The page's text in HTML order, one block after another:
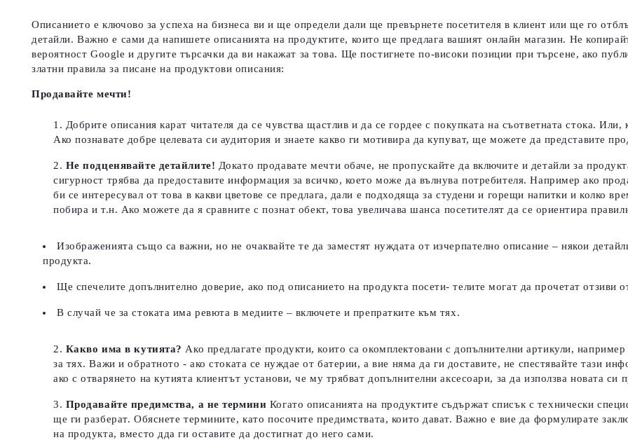
Описанието е ключово за успеха на бизнеса ви и ще определи дали ще превърнете посетителя в клиент или ще го
детайли. Важно е сами да напишете описанията на продуктите, които ще предлага вашият онлайн магазин. Не
вероятност Google и другите търсачки да ви накажат за това. Ще постигнете по-високи позиции при търсене, ако
златни правила за писане на продуктови описания:
Продавайте мечти!
Добрите описания карат читателя да се чувства щастлив и да се гордее с покупката на съответната стока.
Ако познавате добре целевата си аудитория и знаете какво ги мотивира да купуват, ще можете да представите
Не подценявайте детайлите! Докато продавате мечти обаче, не пропускайте да включите и детайли за
сигурност трябва да предоставите информация за всичко, което може да вълнува потребителя. Например ако
би се интересувал от това в какви цветове се предлага, дали е подходяща за студени и горещи напитки и колко
побира и т.н. Ако можете да я сравните с познат обект, това увеличава шанса посетителят да се ориентира
Изображенията също са важни, но не очаквайте те да заместят нуждата от изчерпателно описание – някои
продукта.
Ще спечелите допълнително доверие, ако под описанието на продукта посети- телите могат да прочетат отзиви
В случай че за стоката има ревюта в медиите – включете и препратките към тях.
Какво има в кутията? Ако предлагате продукти, които са окомплектовани с допълнителни артикули,
за тях. Важи и обратното - ако стоката се нуждае от батерии, а вие няма да ги доставите, не спестявайте тази
ако с отварянето на кутията клиентът установи, че му трябват допълнителни аксесоари, за да използва новата
Продавайте предимства, а не термини Когато описанията на продуктите съдържат списък с технически
ще ги разберат. Обяснете термините, като посочите предимствата, които дават. Важно е вие да формулирате
на продукта, вместо дда ги оставите да достигнат до него сами.